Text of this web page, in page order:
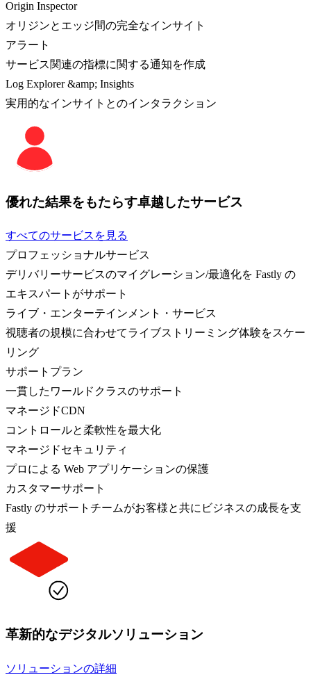
Origin Inspector
オリジンとエッジ間の完全なインサイト
アラート
サービス関連の指標に関する通知を作成
Log Explorer &amp; Insights
実用的なインサイトとのインタラクション
優れた結果をもたらす卓越したサービス
すべてのサービスを見る
プロフェッショナルサービス
デリバリーサービスのマイグレーション/最適化を Fastly の
エキスパートがサポート
ライブ・エンターテインメント・サービス
視聴者の規模に合わせてライブストリーミング体験をスケー
リング
サポートプラン
一貫したワールドクラスのサポート
マネージドCDN
コントロールと柔軟性を最大化
マネージドセキュリティ
プロによる Web アプリケーションの保護
カスタマーサポート
Fastly のサポートチームがお客様と共にビジネスの成長を支
援
革新的なデジタルソリューション
ソリューションの詳細